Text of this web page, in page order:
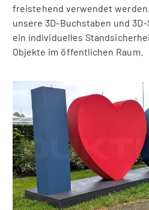
freistehend verwendet
unsere 3D-Buchstaben und
ein individuelles
Objekte im öffentlichen Raum.